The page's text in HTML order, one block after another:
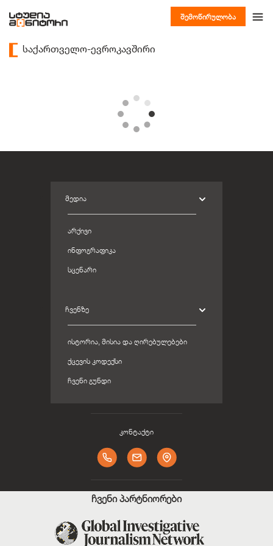
შემოწირულობა
საქართველო-ევროკავშირი
ᲛᲔᲓᲘᲐ
ᲐᲠᲥᲘᲕᲘ
ᲘᲜᲤᲝᲒᲠᲐᲤᲘᲙᲐ
ᲡᲪᲔᲜᲐᲠᲘ
ᲩᲕᲔᲜᲖᲔ
ᲘᲡᲢᲝᲠᲘᲐ, ᲛᲘᲡᲘᲐ ᲓᲐ ᲦᲘᲠᲔᲑᲣᲚᲔᲑᲔᲑᲘ
ᲥᲪᲔᲕᲘᲡ ᲙᲝᲓᲔᲥᲡᲘ
ᲩᲕᲔᲜᲘ ᲒᲣᲜᲓᲘ
კონტაქტი
ჩვენი პარტნიორები